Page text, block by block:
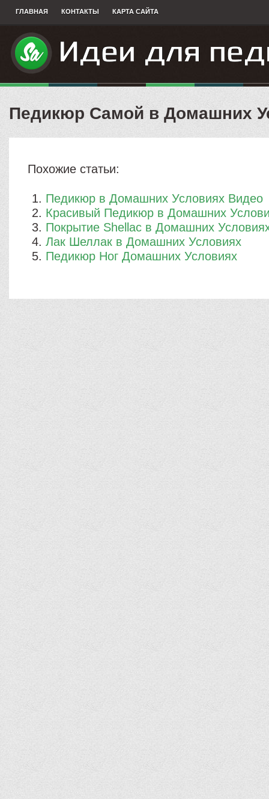
ГЛАВНАЯ КОНТАКТЫ КАРТА САЙТА
Педикюр Самой в Домашних
Похожие статьи:
Педикюр в Домашних Условиях Видео
Красивый Педикюр в Домашних
Покрытие Shellac в Домашних
Лак Шеллак в Домашних Условиях
Педикюр Ног Домашних Условиях